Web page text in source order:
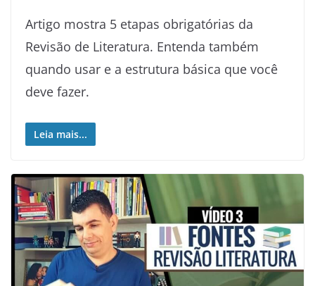
Artigo mostra 5 etapas obrigatórias da
Revisão de Literatura. Entenda também
quando usar e a estrutura básica que você
deve fazer.
Leia mais...